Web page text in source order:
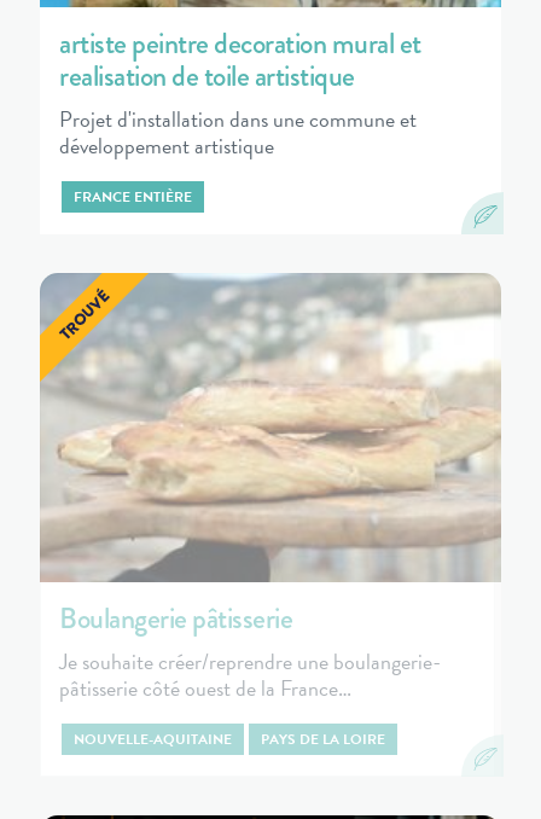
artiste peintre decoration mural et
realisation de toile artistique
Projet d'installation dans une commune et
développement artistique
FRANCE ENTIÈRE
Boulangerie pâtisserie
Je souhaite créer/reprendre une boulangerie-
pâtisserie côté ouest de la France…
NOUVELLE-AQUITAINE PAYS DE LA LOIRE